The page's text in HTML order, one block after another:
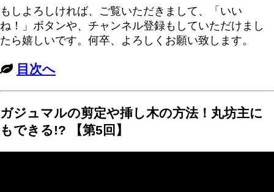
もしよろしければ、ご覧いただきまして、「いい
ね！」ボタンや、チャンネル登録もしていただけまし
たら嬉しいです。何卒、よろしくお願い致します。
目次へ
ガジュマルの剪定や挿し木の方法！丸坊主に
もできる!? 【第5回】